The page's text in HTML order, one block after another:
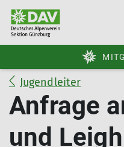
Jugendleiter
Anfrage
und